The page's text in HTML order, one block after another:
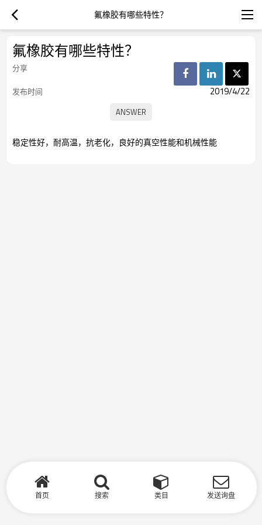
氟橡胶有哪些特性？
氟橡胶有哪些特性？
分享
发布时间
2019/4/22
稳定性好，耐高温，抗老化，良好的真空性能和机械性能
首页 搜索 类目 发送询盘